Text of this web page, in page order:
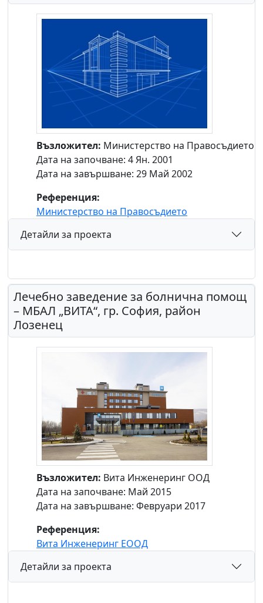
Възложител: Министерство на Правосъдието
Дата на започване: 4 Ян. 2001
Дата на завършване: 29 Май 2002
Референция:
Министерство на Правосъдието
Детайли за проекта
Лечебно заведение за болнична помощ
– МБАЛ „ВИТА“, гр. София, район
Лозенец
Възложител: Вита Инженеринг ООД
Дата на започване: Май 2015
Дата на завършване: Февруари 2017
Референция:
Вита Инженеринг ЕООД
Детайли за проекта